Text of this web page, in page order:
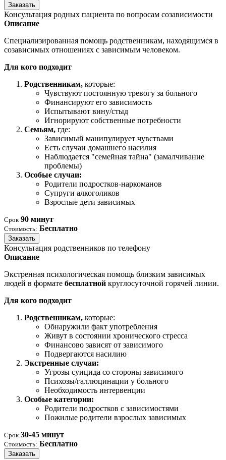
Заказать
Консультация родных пациента по вопросам созависимости
Описание
Специализированная помощь родственникам, находящимся в
созависимых отношениях с зависимым человеком.
Для кого подходит
Родственникам, которые:
Чувствуют постоянную тревогу за больного
Финансируют его зависимость
Испытывают вину/стыд
Игнорируют собственные потребности
Семьям, где:
Зависимый манипулирует чувствами
Есть случаи домашнего насилия
Наблюдается "семейная тайна" (замалчивание
проблемы)
Особые случаи:
Родители подростков-наркоманов
Супруги алкоголиков
Взрослые дети зависимых
Срок 90 минут
Стоимость: Бесплатно
Заказать
Консультация родственников по телефону
Описание
Экстренная психологическая помощь близким зависимых
людей в формате бесплатной круглосуточной горячей линии.
Для кого подходит
Родственникам, которые:
Обнаружили факт употребления
Живут в состоянии хронического стресса
Финансово зависят от зависимого
Подвергаются насилию
Экстренные случаи:
Угрозы суицида со стороны зависимого
Психозы/галлюцинации у больного
Необходимость интервенции
Особые категории:
Родители подростков с зависимостями
Пожилые родители взрослых зависимых
Срок 30-45 минут
Стоимость: Бесплатно
Заказать